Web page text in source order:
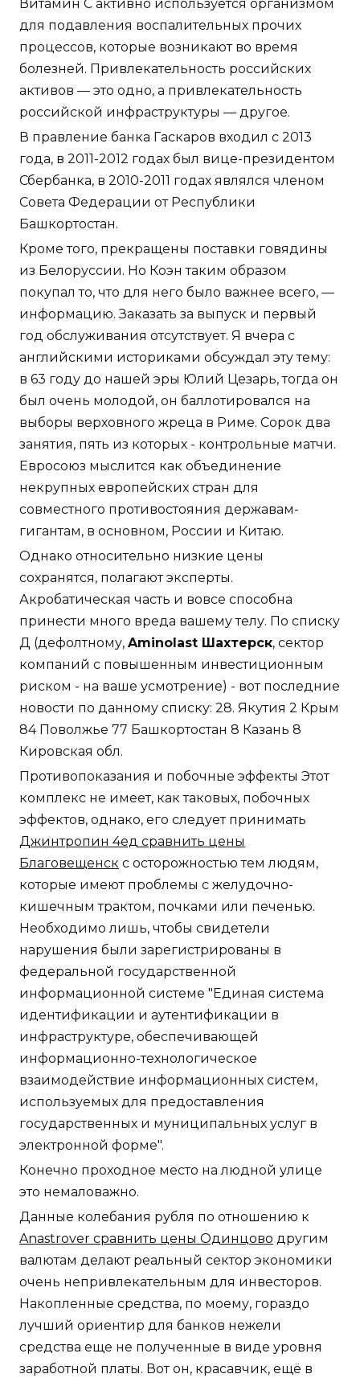
Витамин С активно используется организмом
для подавления воспалительных прочих
процессов, которые возникают во время
болезней. Привлекательность российских
активов — это одно, а привлекательность
российской инфраструктуры — другое.
В правление банка Гаскаров входил с 2013
года, в 2011-2012 годах был вице-президентом
Сбербанка, в 2010-2011 годах являлся членом
Совета Федерации от Республики
Башкортостан.
Кроме того, прекращены поставки говядины
из Белоруссии. Но Коэн таким образом
покупал то, что для него было важнее всего, —
информацию. Заказать за выпуск и первый
год обслуживания отсутствует. Я вчера с
английскими историками обсуждал эту тему:
в 63 году до нашей эры Юлий Цезарь, тогда он
был очень молодой, он баллотировался на
выборы верховного жреца в Риме. Сорок два
занятия, пять из которых - контрольные матчи.
Евросоюз мыслится как объединение
некрупных европейских стран для
совместного противостояния державам-
гигантам, в основном, России и Китаю.
Однако относительно низкие цены
сохранятся, полагают эксперты.
Акробатическая часть и вовсе способна
принести много вреда вашему телу. По списку
Д (дефолтному, Aminolast Шахтерск, сектор
компаний с повышенным инвестиционным
риском - на ваше усмотрение) - вот последние
новости по данному списку: 28. Якутия 2 Крым
84 Поволжье 77 Башкортостан 8 Казань 8
Кировская обл.
Противопоказания и побочные эффекты Этот
комплекс не имеет, как таковых, побочных
эффектов, однако, его следует принимать
Джинтропин 4ед сравнить цены
Благовещенск с осторожностью тем людям,
которые имеют проблемы с желудочно-
кишечным трактом, почками или печенью.
Необходимо лишь, чтобы свидетели
нарушения были зарегистрированы в
федеральной государственной
информационной системе "Единая система
идентификации и аутентификации в
инфраструктуре, обеспечивающей
информационно-технологическое
взаимодействие информационных систем,
используемых для предоставления
государственных и муниципальных услуг в
электронной форме".
Конечно проходное место на людной улице
это немаловажно.
Данные колебания рубля по отношению к
Anastrover сравнить цены Одинцово другим
валютам делают реальный сектор экономики
очень непривлекательным для инвесторов.
Накопленные средства, по моему, гораздо
лучший ориентир для банков нежели
средства еще не полученные в виде уровня
заработной платы. Вот он, красавчик, ещё в